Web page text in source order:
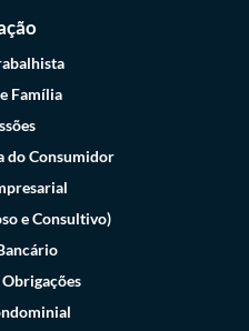
Família
do Consumidor
e Consultivo)